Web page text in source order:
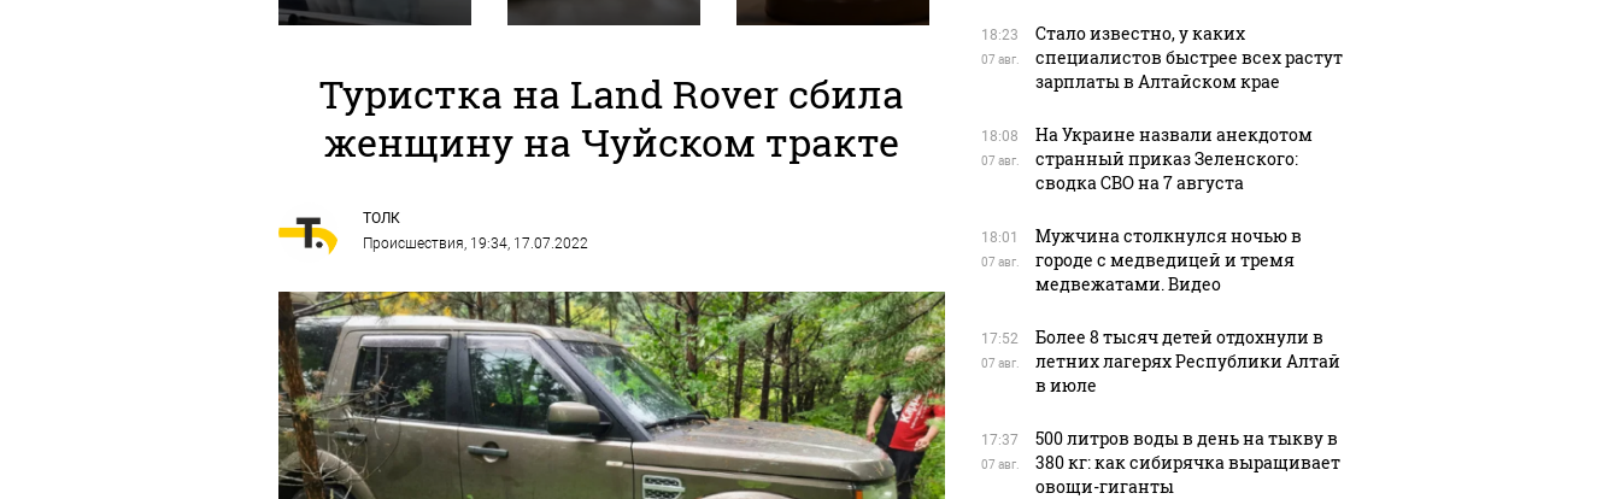
Туристка на Land Rover сбила
женщину на Чуйском тракте
ТОЛК
Происшествия, 19:34, 17.07.2022
18:23
07 авг.
Стало известно, у каких
специалистов быстрее всех растут
зарплаты в Алтайском крае
18:08
07 авг.
На Украине назвали анекдотом
странный приказ Зеленского:
сводка СВО на 7 августа
18:01
07 авг.
Мужчина столкнулся ночью в
городе с медведицей и тремя
медвежатами. Видео
17:52
07 авг.
Более 8 тысяч детей отдохнули в
летних лагерях Республики Алтай
в июле
17:37
07 авг.
500 литров воды в день на тыкву в
380 кг: как сибирячка выращивает
овощи-гиганты